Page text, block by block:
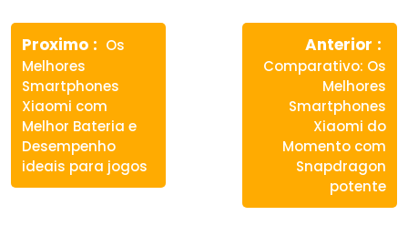
Navegação
de
Post
Proximo
Previous
Os
Melhores
Smartphones
Xiaomi com
Melhor Bateria e
Desempenho
ideais para jogos
Anterior
Comparativo: Os
Melhores
Smartphones
Xiaomi do
Momento com
Snapdragon
potente